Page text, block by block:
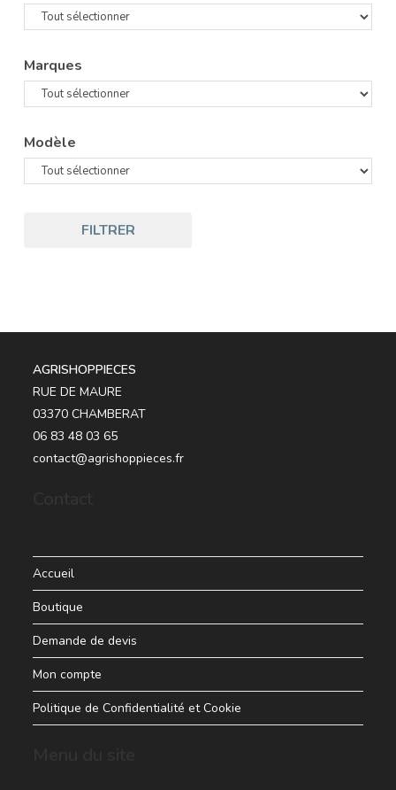
Marques
Modèle
FILTRER
AGRISHOPPIECES
RUE DE MAURE
03370 CHAMBERAT
06 83 48 03 65
contact@agrishoppieces.fr
Accueil
Boutique
Demande de devis
Mon compte
Politique de Confidentialité et Cookie